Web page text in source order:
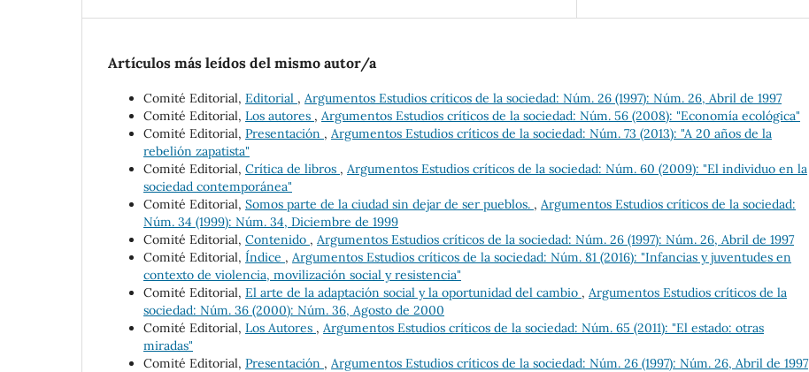
Artículos más leídos del mismo autor/a
Comité Editorial, Editorial , Argumentos Estudios críticos de la sociedad: Núm. 26 (1997): Núm. 26, Abril de 1997
Comité Editorial, Los autores , Argumentos Estudios críticos de la sociedad: Núm. 56 (2008): "Economía ecológica"
Comité Editorial, Presentación , Argumentos Estudios críticos de la sociedad: Núm. 73 (2013): "A 20 años de la
rebelión zapatista"
Comité Editorial, Crítica de libros , Argumentos Estudios críticos de la sociedad: Núm. 60 (2009): "El individuo en la
sociedad contemporánea"
Comité Editorial, Somos parte de la ciudad sin dejar de ser pueblos. , Argumentos Estudios críticos de la sociedad:
Núm. 34 (1999): Núm. 34, Diciembre de 1999
Comité Editorial, Contenido , Argumentos Estudios críticos de la sociedad: Núm. 26 (1997): Núm. 26, Abril de 1997
Comité Editorial, Índice , Argumentos Estudios críticos de la sociedad: Núm. 81 (2016): "Infancias y juventudes en
contexto de violencia, movilización social y resistencia"
Comité Editorial, El arte de la adaptación social y la oportunidad del cambio , Argumentos Estudios críticos de la
sociedad: Núm. 36 (2000): Núm. 36, Agosto de 2000
Comité Editorial, Los Autores , Argumentos Estudios críticos de la sociedad: Núm. 65 (2011): "El estado: otras
miradas"
Comité Editorial, Presentación , Argumentos Estudios críticos de la sociedad: Núm. 26 (1997): Núm. 26, Abril de 1997